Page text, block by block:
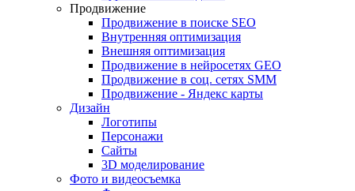
Продвижение
Продвижение в поиске SEO
Внутренняя оптимизация
Внешняя оптимизация
Продвижение в нейросетях GEO
Продвижение в соц. сетях SMM
Продвижение - Яндекс карты
Дизайн
Логотипы
Персонажи
Сайты
3D моделирование
Фото и видеосъемка